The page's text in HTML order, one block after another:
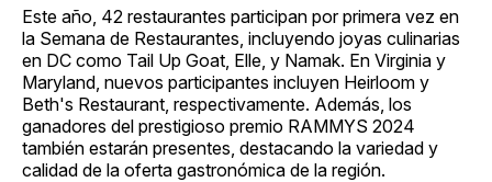
Este año, 42 restaurantes participan por primera vez en
la Semana de Restaurantes, incluyendo joyas culinarias
en DC como Tail Up Goat, Elle, y Namak. En Virginia y
Maryland, nuevos participantes incluyen Heirloom y
Beth's Restaurant, respectivamente. Además, los
ganadores del prestigioso premio RAMMYS 2024
también estarán presentes, destacando la variedad y
calidad de la oferta gastronómica de la región.